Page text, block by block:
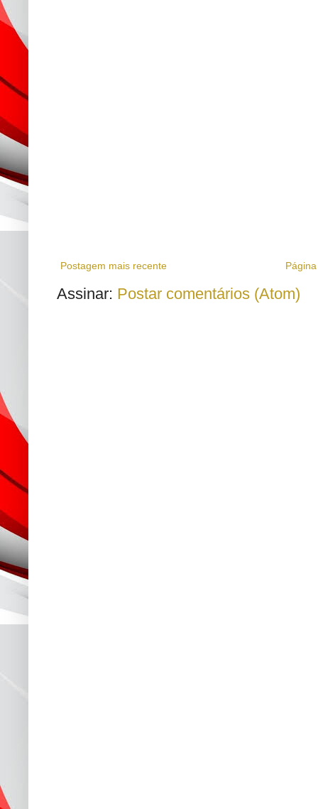
Postagem mais recente
Assinar: Postar comentários (Atom)